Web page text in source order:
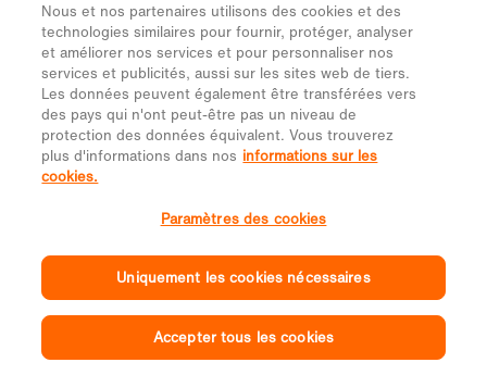
Nous et nos partenaires utilisons des cookies et des
technologies similaires pour fournir, protéger, analyser
et améliorer nos services et pour personnaliser nos
services et publicités, aussi sur les sites web de tiers.
Les données peuvent également être transférées vers
des pays qui n'ont peut-être pas un niveau de
protection des données équivalent. Vous trouverez
plus d'informations dans nos informations sur les
cookies.
Paramètres des cookies
Uniquement les cookies nécessaires
Accepter tous les cookies